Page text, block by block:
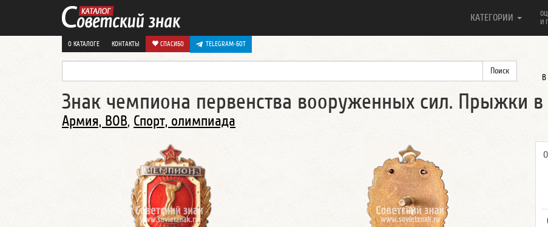
КАТЕГОРИИ
И
О КАТАЛОГЕ КОНТАКТЫ СПАСИБО TELEGRAM-БОТ
В
Знак чемпиона первенства вооруженных сил. Прыжки в
Армия, ВОВ, Спорт, олимпиада